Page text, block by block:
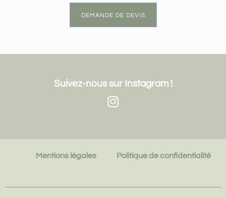
DEMANDE DE DEVIS
Suivez-nous sur Instagram !
Mentions légales Politique de confidentialité